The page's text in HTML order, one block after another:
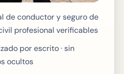
de conductor y seguro de
profesional verificables
por escrito · sin
ocultos